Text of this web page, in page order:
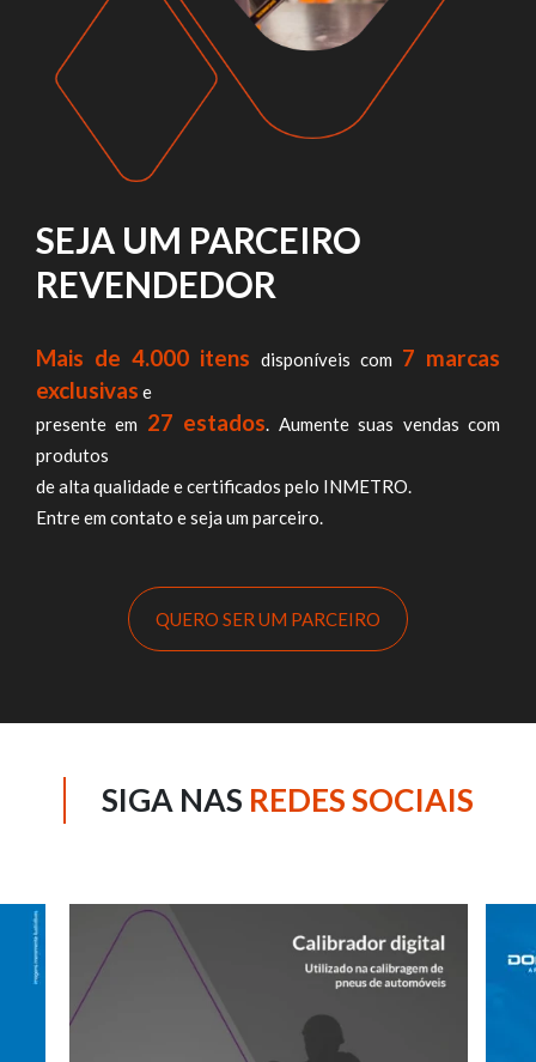
SEJA UM PARCEIRO
REVENDEDOR
Mais de 4.000 itens disponíveis com 7 marcas
exclusivas e
presente em 27 estados . Aumente suas vendas com
produtos
de alta qualidade e certificados pelo INMETRO.
Entre em contato e seja um parceiro.
QUERO SER UM PARCEIRO
SIGA NAS REDES SOCIAIS